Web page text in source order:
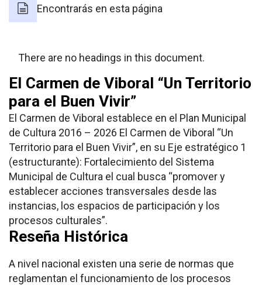
Encontrarás en esta página
There are no headings in this document.
El Carmen de Viboral “Un Territorio
para el Buen Vivir”
El Carmen de Viboral establece en el Plan Municipal
de Cultura 2016 – 2026 El Carmen de Viboral “Un
Territorio para el Buen Vivir”, en su Eje estratégico 1
(estructurante): Fortalecimiento del Sistema
Municipal de Cultura el cual busca “promover y
establecer acciones transversales desde las
instancias, los espacios de participación y los
procesos culturales”.
Reseña Histórica
A nivel nacional existen una serie de normas que
reglamentan el funcionamiento de los procesos